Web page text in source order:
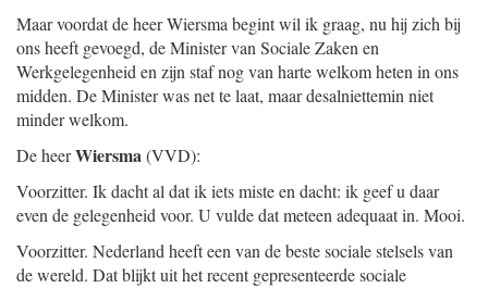
Maar voordat de heer Wiersma begint wil ik graag, nu hij zich bij
ons heeft gevoegd, de Minister van Sociale Zaken en
Werkgelegenheid en zijn staf nog van harte welkom heten in ons
midden. De Minister was net te laat, maar desalniettemin niet
minder welkom.
De heerWiersma(VVD):
Voorzitter. Ik dacht al dat ik iets miste en dacht: ik geef u daar
even de gelegenheid voor. U vulde dat meteen adequaat in. Mooi.
Voorzitter. Nederland heeft een van de beste sociale stelsels van
de wereld. Dat blijkt uit het recent gepresenteerde sociale